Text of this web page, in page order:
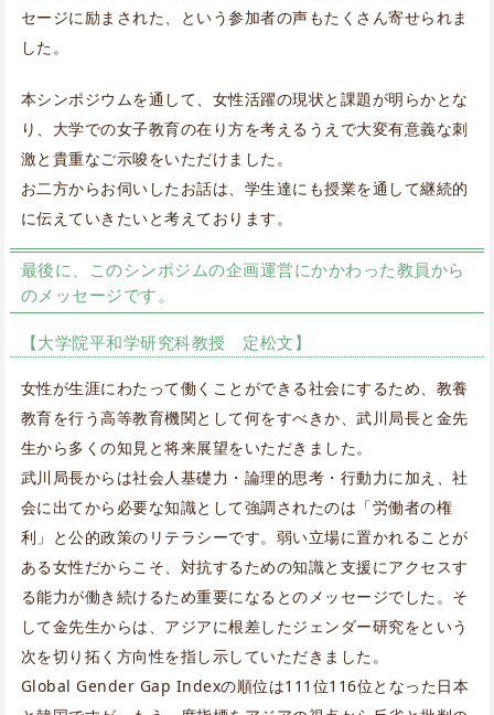
セージに励まされた、という参加者の声もたくさん寄せられま
した。
本シンポジウムを通して、女性活躍の現状と課題が明らかとな
り、大学での女子教育の在り方を考えるうえで大変有意義な刺
激と貴重なご示唆をいただけました。
お二方からお伺いしたお話は、学生達にも授業を通して継続的
に伝えていきたいと考えております。
最後に、このシンポジムの企画運営にかかわった教員から
のメッセージです。
【大学院平和学研究科教授 定松文】
女性が生涯にわたって働くことができる社会にするため、教養
教育を行う高等教育機関として何をすべきか、武川局長と金先
生から多くの知見と将来展望をいただきました。
武川局長からは社会人基礎力・論理的思考・行動力に加え、社
会に出てから必要な知識として強調されたのは「労働者の権
利」と公的政策のリテラシーです。弱い立場に置かれることが
ある女性だからこそ、対抗するための知識と支援にアクセスす
る能力が働き続けるため重要になるとのメッセージでした。そ
して金先生からは、アジアに根差したジェンダー研究をという
次を切り拓く方向性を指し示していただきました。
Global Gender Gap Indexの順位は111位116位となった日本